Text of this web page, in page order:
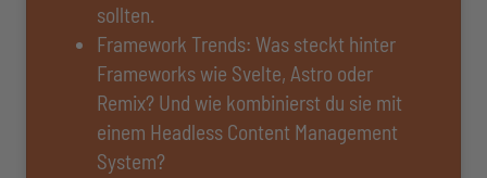
sollten.
Framework Trends: Was steckt hinter
Frameworks wie Svelte, Astro oder
Remix? Und wie kombinierst du sie mit
einem Headless Content Management
System?